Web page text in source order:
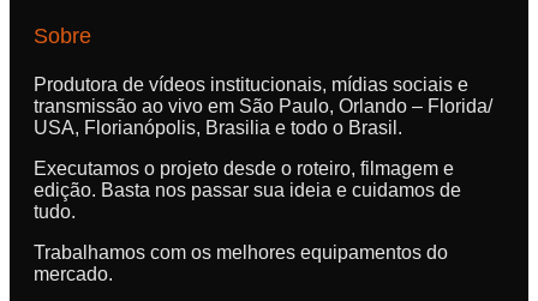
Sobre
Produtora de vídeos institucionais, mídias sociais e
transmissão ao vivo em São Paulo, Orlando – Florida/
USA, Florianópolis, Brasilia e todo o Brasil.
Executamos o projeto desde o roteiro, filmagem e
edição. Basta nos passar sua ideia e cuidamos de
tudo.
Trabalhamos com os melhores equipamentos do
mercado.